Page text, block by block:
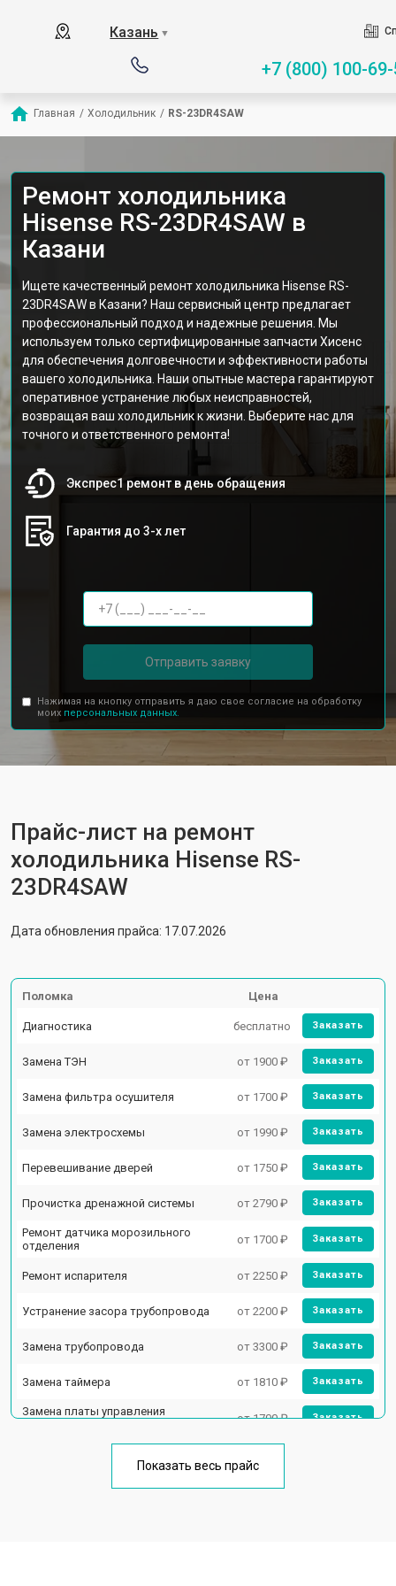
Казань ▼
+7 (800) 100-
Главная / Холодильник / RS-23DR4SAW
Ремонт холодильника
Hisense RS-23DR4SAW в
Казани
Ищете качественный ремонт холодильника Hisense RS-
23DR4SAW в Казани? Наш сервисный центр предлагает
профессиональный подход и надежные решения. Мы
используем только сертифицированные запчасти Хисенс
для обеспечения долговечности и эффективности работы
вашего холодильника. Наши опытные мастера гарантируют
оперативное устранение любых неисправностей,
возвращая ваш холодильник к жизни. Выберите нас для
точного и ответственного ремонта!
Экспрес1 ремонт в день обращения
Гарантия до 3-х лет
Отправить заявку
Нажимая на кнопку отправить я даю свое согласие на обработку
моих персональных данных.
Прайс-лист на ремонт
холодильника Hisense RS-
23DR4SAW
Дата обновления прайса: 17.07.2026
Поломка Цена
Диагностика бесплатно Заказать
Замена ТЭН от 1900 ₽ Заказать
Замена фильтра осушителя от 1700 ₽ Заказать
Замена электросхемы от 1990 ₽ Заказать
Перевешивание дверей от 1750 ₽ Заказать
Прочистка дренажной системы от 2790 ₽ Заказать
Ремонт датчика морозильного
отделения
от 1700 ₽ Заказать
Ремонт испарителя от 2250 ₽ Заказать
Устранение засора трубопровода от 2200 ₽ Заказать
Замена трубопровода от 3300 ₽ Заказать
Замена таймера от 1810 ₽ Заказать
Замена платы управления
от 1700 ₽ Заказать
Ремонт/замена датчика
Замена термостата от 1700 ₽
Показать весь прайс